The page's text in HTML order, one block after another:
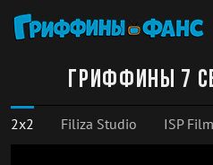
Гриффины 7
2x2 Filiza Studio ISP